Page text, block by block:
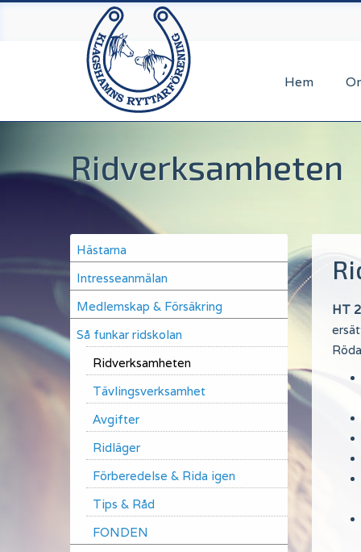
Hem
Ridverksamheten
Main
navigation
Hästarna
Intresseanmälan
Medlemskap & Försäkring
Så funkar ridskolan
Ridverksamheten
Tävlingsverksamhet
Avgifter
Ridläger
Förberedelse & Rida igen
Tips & Råd
FONDEN
HT